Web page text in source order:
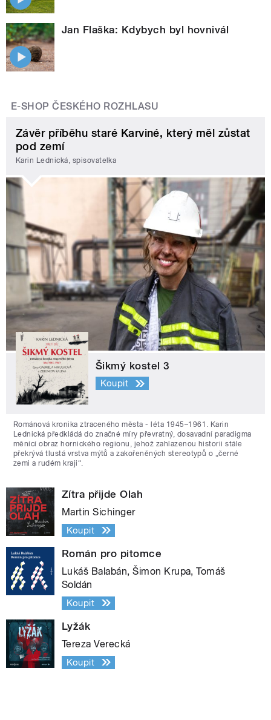
Jan Flaška: Kdybych byl hovnivál
E-SHOP ČESKÉHO ROZHLASU
Závěr příběhu staré Karviné, který měl zůstat
pod zemí
Karin Lednická, spisovatelka
Šikmý kostel 3
Koupit
Románová kronika ztraceného města - léta 1945–1961. Karin
Lednická předkládá do značné míry převratný, dosavadní paradigma
měnící obraz hornického regionu, jehož zahlazenou historii stále
překrývá tlustá vrstva mýtů a zakořeněných stereotypů o „černé
zemi a rudém kraji“.
Zítra přijde Olah
Martin Sichinger
Koupit
Román pro pitomce
Lukáš Balabán, Šimon Krupa, Tomáš
Soldán
Koupit
Lyžák
Tereza Verecká
Koupit